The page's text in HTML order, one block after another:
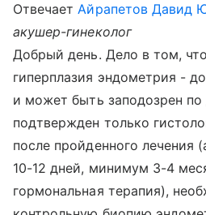
ОтвечаетАйрапетов Давид
акушер-гинеколог
Добрый день. Дело в том,
гиперплазия эндометрия -
и может быть заподозрен
подтвержден только
после пройденного лечения
10-12 дней, минимум 3-4
гормональная терапия),